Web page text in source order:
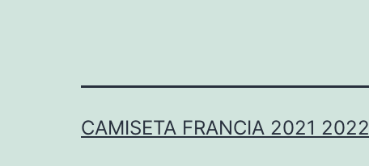
CAMISETA FRANCIA 2021 2022